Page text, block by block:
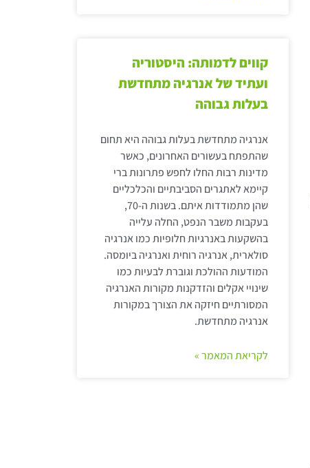
קווים לדמותה: היסטוריה
ועתיד של אנרגיה מתחדשת
בעלות גבוהה
אנרגיה מתחדשת בעלות גבוהה היא תחום
שהתפתח בעשורים האחרונים, כאשר
מדינות רבות החלו לחפש פתרונות ברי
קיימא לאתגרים הסביבתיים והכלכליים
שהן מתמודדות איתם. בשנות ה-70,
בעקבות משבר הנפט, החלה עלייה
בהשקעות באנרגיות חלופיות כמו אנרגיה
סולארית, אנרגיה רוחית ואנרגיה ביומסה.
המודעות ההולכת וגוברת לבעיות כמו
שינויי אקלים והזדקנות מקורות האנרגיה
המסורתיים חיזקה את הצורך במקורות
אנרגיה מתחדשת.
לקריאת המאמר »